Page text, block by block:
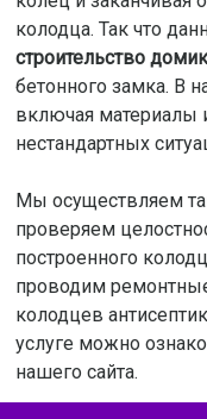
колодца. Так что
строительство
бетонного замка. В
включая материалы
нестандартных
Мы осуществляем
проверяем
построенного
проводим
колодцев
услуге можно
нашего сайта.